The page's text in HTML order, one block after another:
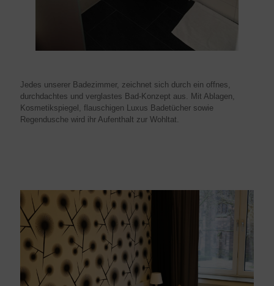
Jedes unserer Badezimmer, zeichnet sich durch ein offnes,
durchdachtes und verglastes Bad-Konzept aus. Mit Ablagen,
Kosmetikspiegel, flauschigen Luxus Badetücher sowie
Regendusche wird ihr Aufenthalt zur Wohltat.